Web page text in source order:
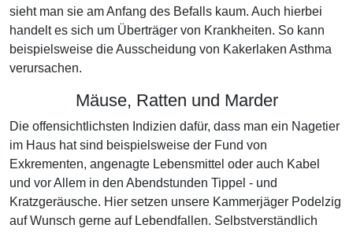
sieht man sie am Anfang des Befalls kaum. Auch hierbei
handelt es sich um Überträger von Krankheiten. So kann
beispielsweise die Ausscheidung von Kakerlaken Asthma
verursachen.
Mäuse, Ratten und Marder
Die offensichtlichsten Indizien dafür, dass man ein Nagetier
im Haus hat sind beispielsweise der Fund von
Exkrementen, angenagte Lebensmittel oder auch Kabel
und vor Allem in den Abendstunden Tippel - und
Kratzgeräusche. Hier setzen unsere Kammerjäger Podelzig
auf Wunsch gerne auf Lebendfallen. Selbstverständlich